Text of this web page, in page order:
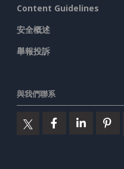
Content Guidelines
安全概述
舉報投訴
與我們聯系